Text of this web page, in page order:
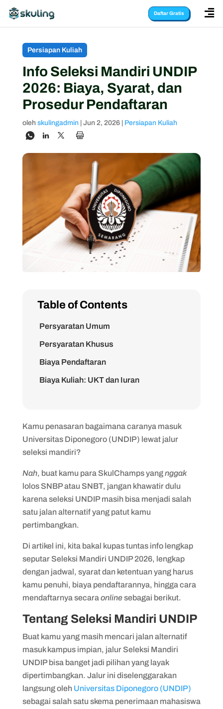
Daftar Gratis 
Persiapan Kuliah
Info Seleksi Mandiri UNDIP
2026: Biaya, Syarat, dan
Prosedur Pendaftaran
oleh skulingadmin| Jun 2, 2026| Persiapan Kuliah
Table of Contents
Persyaratan Umum
Persyaratan Khusus
Biaya Pendaftaran
Biaya Kuliah: UKT dan Iuran
Kamu penasaran bagaimana caranya masuk
Universitas Diponegoro (UNDIP) lewat jalur
seleksi mandiri?
Nah, buat kamu para SkulChamps yangnggak
lolos SNBP atau SNBT, jangan khawatir dulu
karena seleksi UNDIP masih bisa menjadi salah
satu jalan alternatif yang patut kamu
pertimbangkan.
Di artikel ini, kita bakal kupas tuntas info lengkap
seputar Seleksi Mandiri UNDIP 2026, lengkap
dengan jadwal, syarat dan ketentuan yang harus
kamu penuhi, biaya pendaftarannya, hingga cara
mendaftarnya secara onlinesebagai berikut.
Tentang Seleksi Mandiri UNDIP
Buat kamu yang masih mencari jalan alternatif
masuk kampus impian, jalur Seleksi Mandiri
UNDIP bisa banget jadi pilihan yang layak
dipertimbangkan. Jalur ini diselenggarakan
langsung oleh Universitas Diponegoro (UNDIP)
sebagai salah satu skema penerimaan mahasiswa